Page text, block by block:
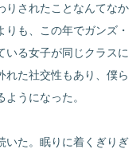
りされたことなんてなか
も、この年でガンズ・
いる女子が同じクラスに
れた社交性もあり、僕ら
うになった。
いた。眠りに着くぎりぎ